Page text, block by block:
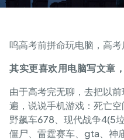
呜高考前拼命玩电脑，高
其实更喜欢用电脑写文章
由于高考完无聊，去把以
遍，说说手机游戏：死亡
野飙车678、现代战争4(5
僵尸、雷霆赛车、gta、神